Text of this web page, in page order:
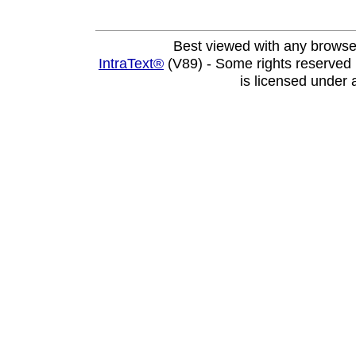
Best viewed with any
IntraText® (V89) - Some rights
is licensed under